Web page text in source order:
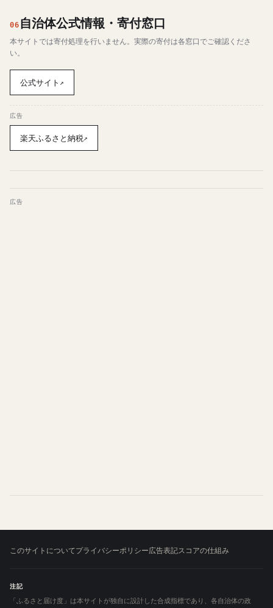
06 自治体公式情報・寄付窓口
本サイトでは寄付処理を行いません。実際の寄付は各窓口でご確認くださ
い。
公式サイト ↗
広告
楽天ふるさと納税↗
広告
このサイトについてプライバシーポリシー広告表記スコアの仕組み
注記
「ふるさと届け度」は本サイトが独自に設計した合成指標であり、各自治体の政